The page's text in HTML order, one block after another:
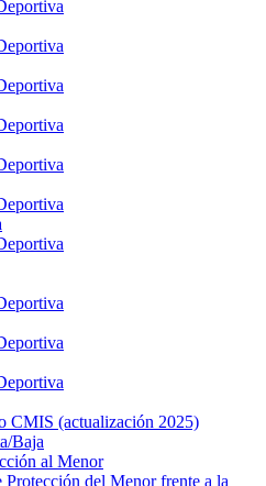
CMIS (actualización 2025)
Baja
al Menor
Protección del Menor frente a la